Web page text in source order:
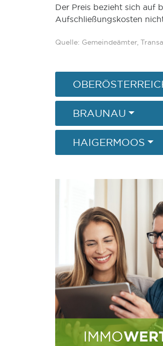
Der Preis bezieht sich auf
Aufschließungskosten
Quelle: Gemeindeämter,
BRAUNAU
HAIGERMOOS
IMMO